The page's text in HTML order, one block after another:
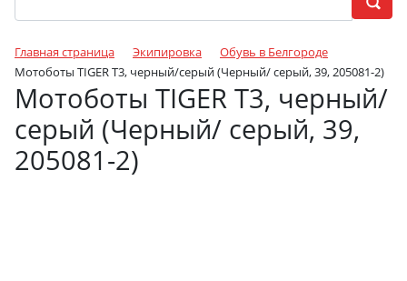
Главная страница Экипировка
Обувь в Белгороде
Мотоботы TIGER T3, черный/серый (Черный/ серый, 39, 205081-2)
Мотоботы TIGER T3, черный/
серый (Черный/ серый, 39,
205081-2)